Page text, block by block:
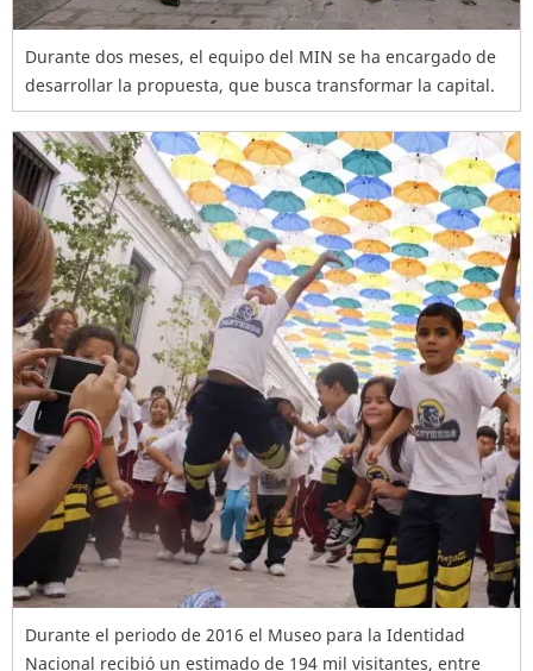
Durante dos meses, el equipo del MIN se ha encargado de
desarrollar la propuesta, que busca transformar la capital.
Durante el periodo de 2016 el Museo para la Identidad
Nacional recibió un estimado de 194 mil visitantes, entre